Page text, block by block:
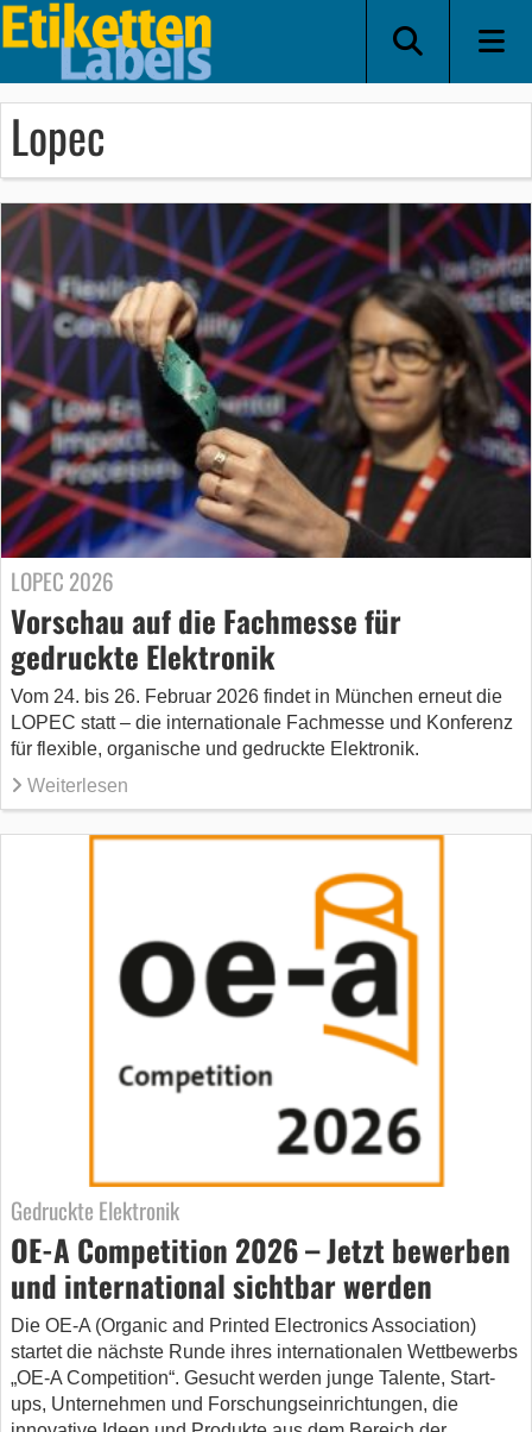
Lopec
LOPEC 2026
Vorschau auf die Fachmesse für
gedruckte Elektronik
Vom 24. bis 26. Februar 2026 findet in München erneut die
LOPEC statt – die internationale Fachmesse und Konferenz
für flexible, organische und gedruckte Elektronik.
Weiterlesen
Gedruckte Elektronik
OE-A Competition 2026 – Jetzt bewerben
und international sichtbar werden
Die OE-A (Organic and Printed Electronics Association)
startet die nächste Runde ihres internationalen Wettbewerbs
„OE-A Competition“. Gesucht werden junge Talente, Start-
ups, Unternehmen und Forschungseinrichtungen, die